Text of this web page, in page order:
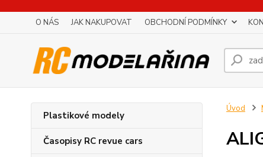
O NÁS JAK NAKUPOVAT OBCHODNÍ PODMÍNKY
Plastikové modely
Časopisy RC revue cars
Úvod